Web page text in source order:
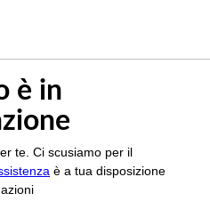
è in
te. Ci scusiamo per il
è a tua disposizione